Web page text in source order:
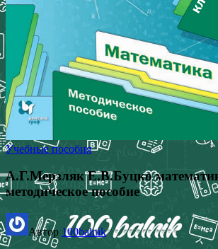
Учебные пособия
А.Г.Мерзляк Е.В.Буцко
методическое пособие
Автор 100balnik